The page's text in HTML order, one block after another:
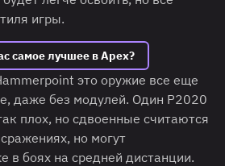
игры.
самое лучшее в Apex?
это оружие все еще
даже без модулей. Один P2020
плох, но сдвоенные считаются
но могут
в боях на средней дистанции.